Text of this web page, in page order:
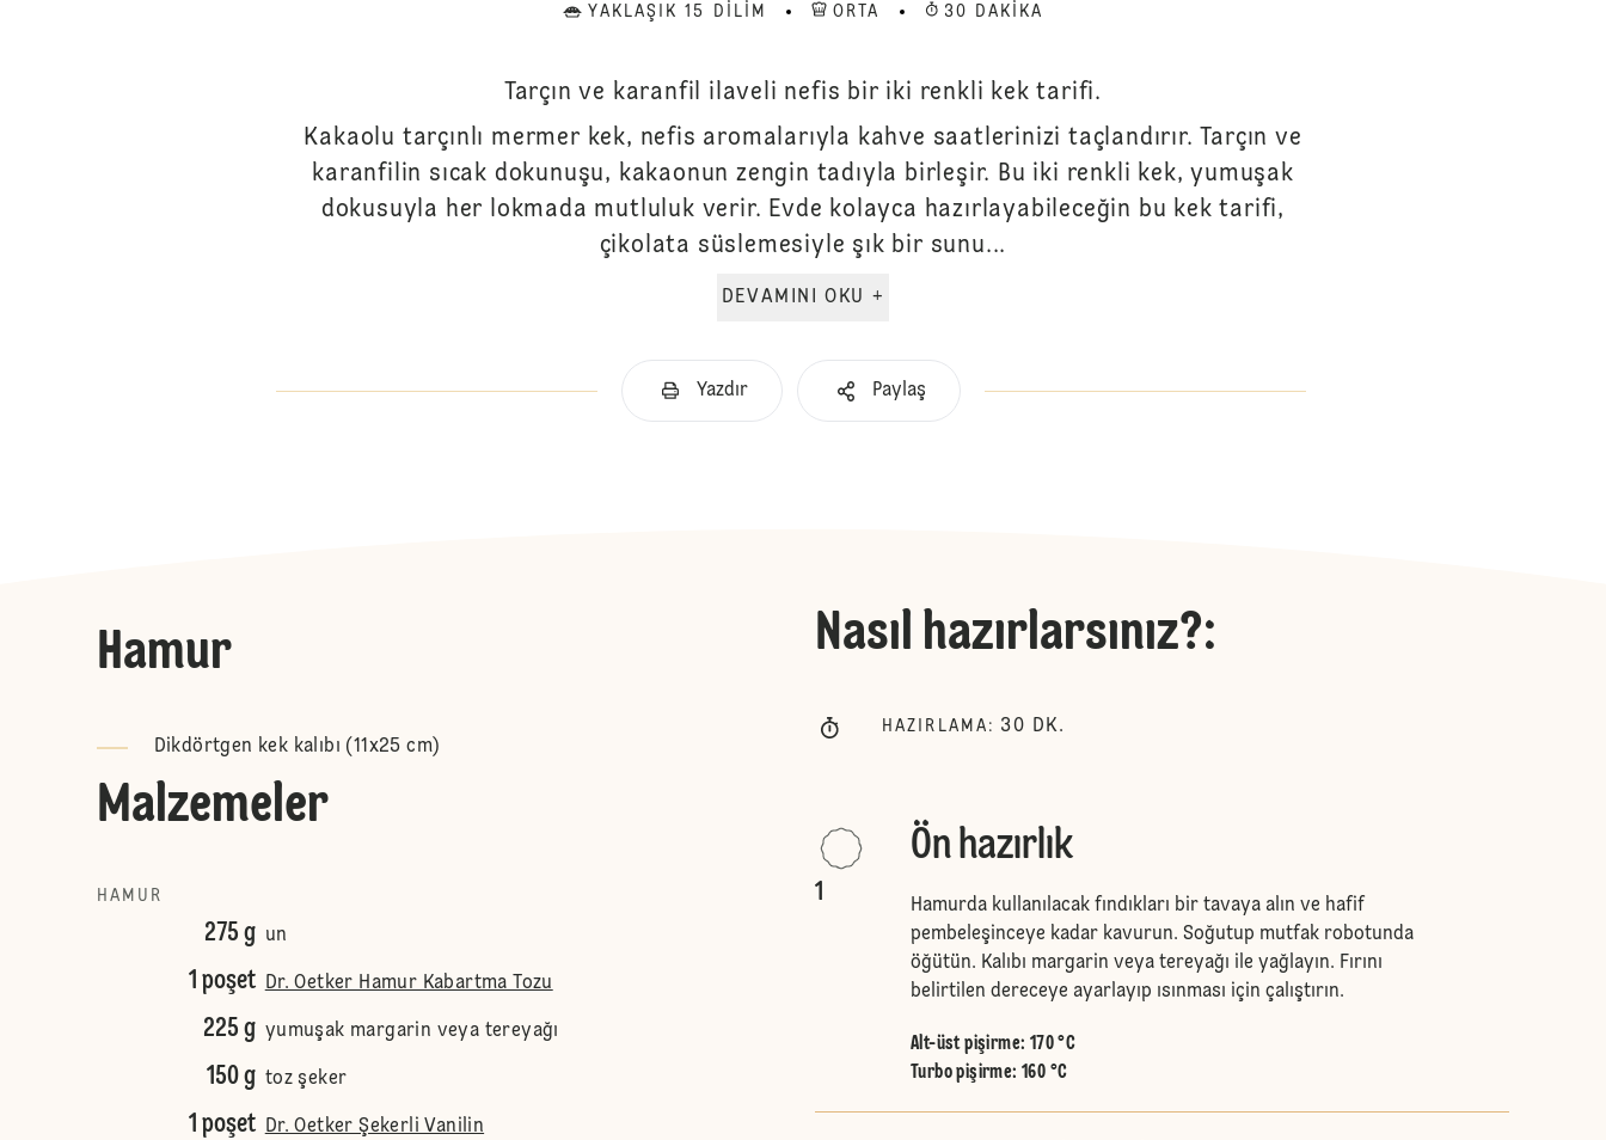
YAKLAŞIK 15 DILIM ORTA 30 DAKIKA
Tarçın ve karanfil ilaveli nefis bir iki renkli kek tarifi.
Kakaolu tarçınlı mermer kek, nefis aromalarıyla kahve saatlerinizi taçlandırır. Tarçın ve
karanfilin sıcak dokunuşu, kakaonun zengin tadıyla birleşir. Bu iki renkli kek, yumuşak
dokusuyla her lokmada mutluluk verir. Evde kolayca hazırlayabileceğin bu kek tarifi,
çikolata süslemesiyle şık bir sunu...
DEVAMINI OKU +
Yazdır Paylaş
Hamur
Dikdörtgen kek kalıbı (11x25 cm)
Malzemeler
HAMUR
275 g un
1 poşet Dr. Oetker Hamur Kabartma Tozu
225 g yumuşak margarin veya tereyağı
150 g toz şeker
1 poşet Dr. Oetker Şekerli Vanilin
Nasıl hazırlarsınız?:
HAZIRLAMA : 30 DK.
1
Ön hazırlık
Hamurda kullanılacak fındıkları bir tavaya alın ve hafif
pembeleşinceye kadar kavurun. Soğutup mutfak robotunda
öğütün. Kalıbı margarin veya tereyağı ile yağlayın. Fırını
belirtilen dereceye ayarlayıp ısınması için çalıştırın.
Alt-üst pişirme: 170 °C
Turbo pişirme: 160 °C